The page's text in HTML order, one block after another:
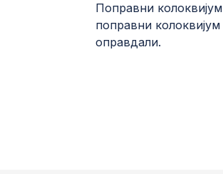
Поправни
поправни
оправдали.